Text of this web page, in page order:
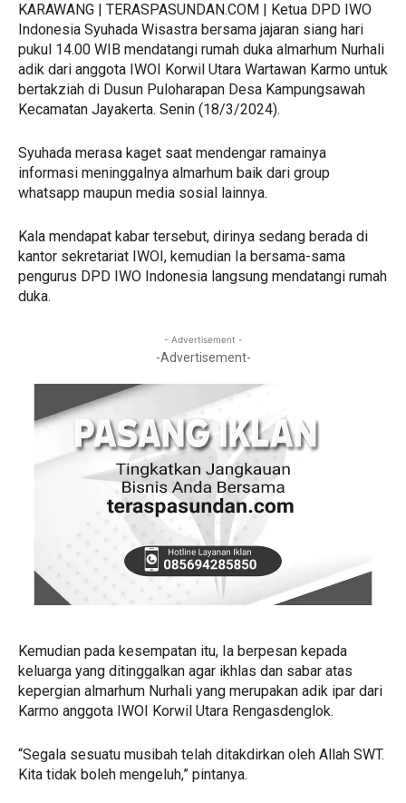
KARAWANG | TERASPASUNDAN.COM | Ketua DPD IWO
Indonesia Syuhada Wisastra bersama jajaran siang hari
pukul 14.00 WIB mendatangi rumah duka almarhum Nurhali
adik dari anggota IWOI Korwil Utara Wartawan Karmo untuk
bertakziah di Dusun Puloharapan Desa Kampungsawah
Kecamatan Jayakerta. Senin (18/3/2024).
Syuhada merasa kaget saat mendengar ramainya
informasi meninggalnya almarhum baik dari group
whatsapp maupun media sosial lainnya.
Kala mendapat kabar tersebut, dirinya sedang berada di
kantor sekretariat IWOI, kemudian Ia bersama-sama
pengurus DPD IWO Indonesia langsung mendatangi rumah
duka.
- Advertisement -
-Advertisement-
Kemudian pada kesempatan itu, Ia berpesan kepada
keluarga yang ditinggalkan agar ikhlas dan sabar atas
kepergian almarhum Nurhali yang merupakan adik ipar dari
Karmo anggota IWOI Korwil Utara Rengasdenglok.
“Segala sesuatu musibah telah ditakdirkan oleh Allah SWT.
Kita tidak boleh mengeluh,” pintanya.